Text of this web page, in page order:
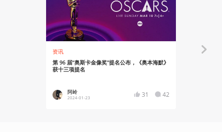
资讯
第 96 届“奥斯卡金像奖”提名公布，《奥本海默》
获十三项提名
阿岭
2024-01-23 31 42